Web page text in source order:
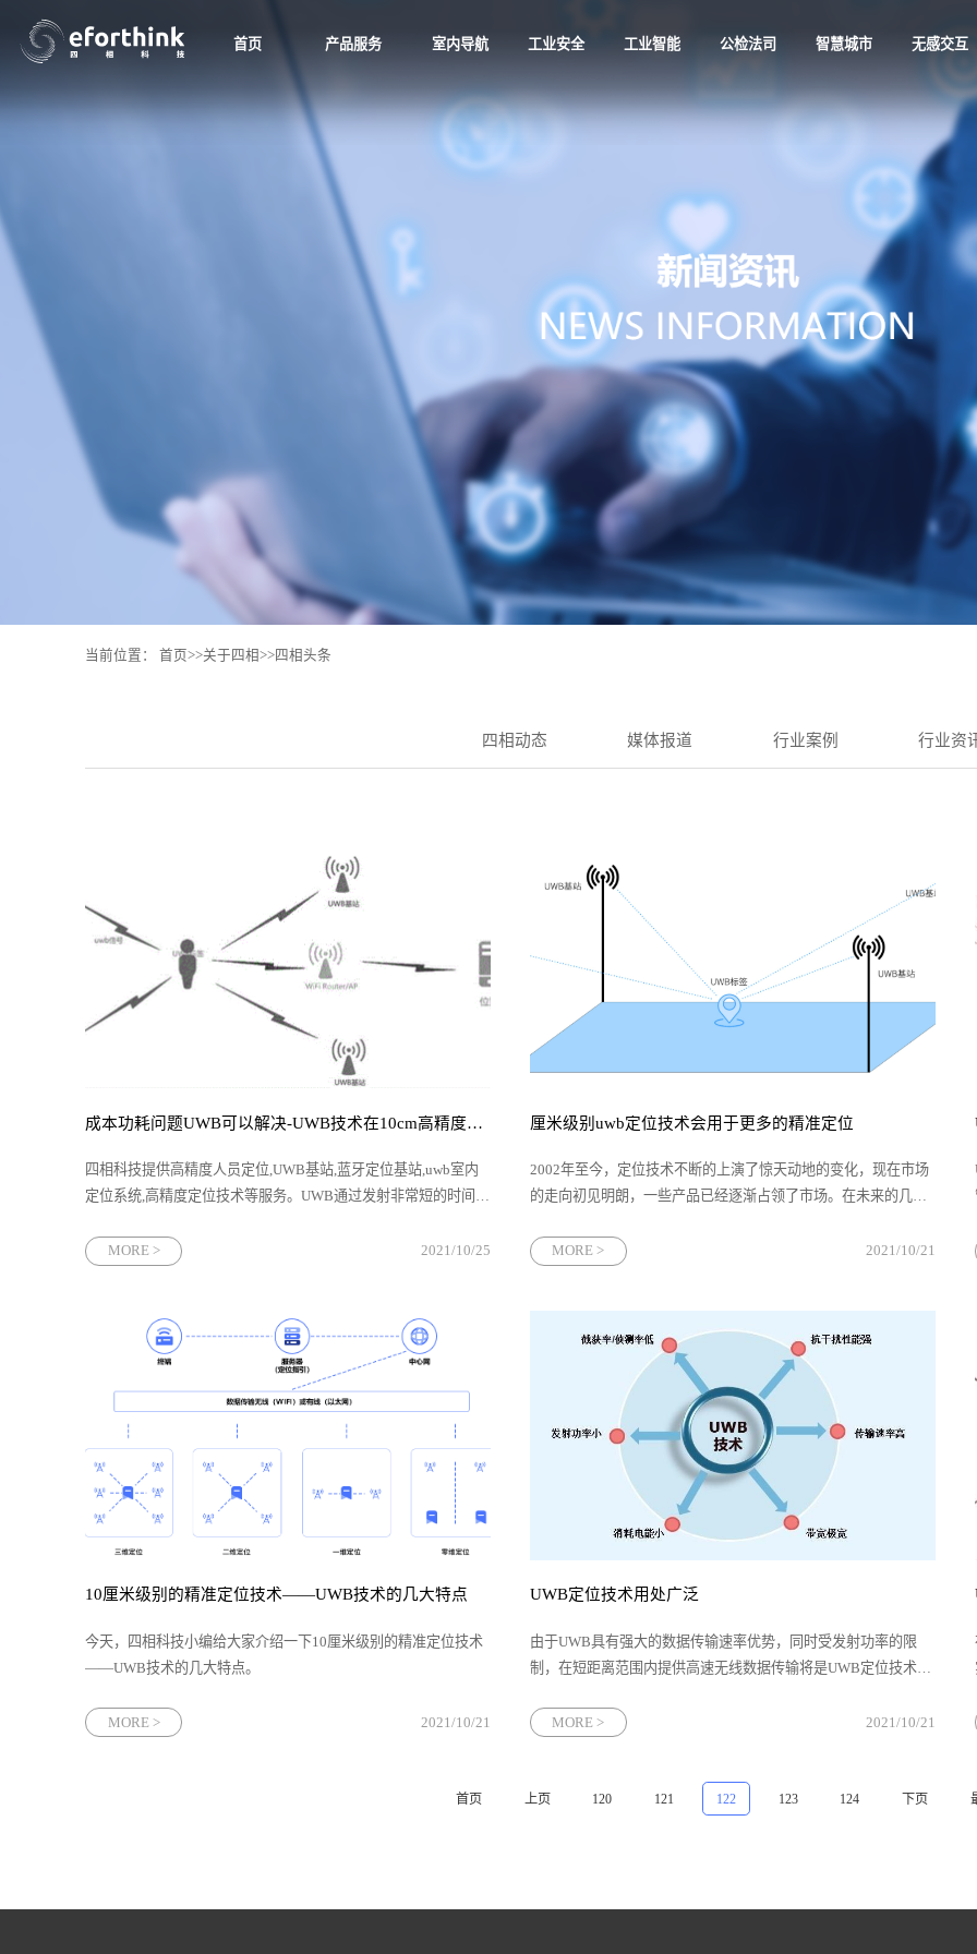
首页 产品服务 室内导航 工业安全 工业智能 公检法司 智慧城市 无感交互
当前位置： 首页>>关于四相>>四相头条
四相动态 媒体报道 行业案例 行业资
成本功耗问题UWB可以解决-UWB技术在10cm高精度定的发展趋势-uwb室内定位系统「四相科技」
四相科技提供高精度人员定位,UWB基站,蓝牙定位基站,uwb室内
定位系统,高精度定位技术等服务。UWB通过发射非常短的时间脉
大、不易产生干扰、隐蔽性好、精确定位、设备简单、成本低等
严重的干扰，但是，在实际应用中还需要验证系统的兼容性问
MORE > 2021/10/25
厘米级别uwb定位技术会用于更多的精准定位
2002年至今，定位技术不断的上演了惊天动地的变化，现在市场
的走向初见明朗，一些产品已经逐渐占领了市场。在未来的几年
MORE > 2021/10/21
10厘米级别的精准定位技术——UWB技术的几大特点
今天，四相科技小编给大家介绍一下10厘米级别的精准定位技术
——UWB技术​的几大特点。
MORE > 2021/10/21
UWB定位技术用处广泛
由于UWB具有强大的数据传输速率优势，同时受发射功率的限
制，在短距离范围内提供高速无线数据传输将是UWB定位技术的
UWB主要分为生活场景应用和军事应用两个方面。
MORE > 2021/10/21
首页 上页 120 121 122 123 124 下页